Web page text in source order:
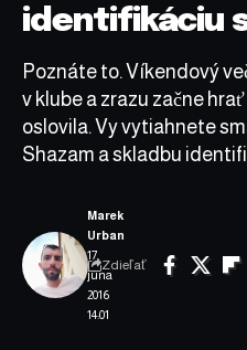
identifikáciu
Poznáte to. Víkendový
v klube a zrazu začne
oslovila. Vy vytiahnete
Shazam a skladbu
17.
júna
2016
14:01
Marek
Urban
Zdieľať